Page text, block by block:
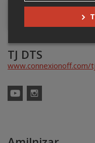
Contacter
TJ DTS
www.connexionoff.com/